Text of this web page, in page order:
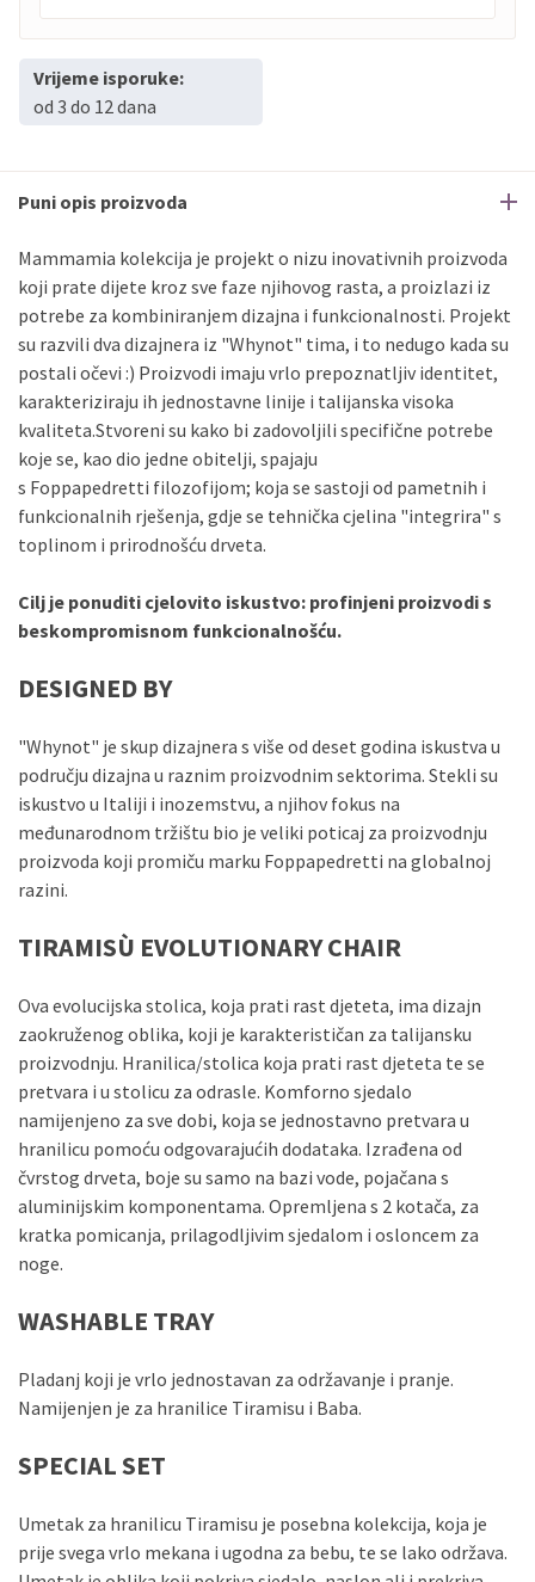
PBZ
PBZ
Erste
Maestro do12rata
Erste
Sve banke Visa
Jednokratno
Sve banke
Master
Jednokratno
Sve banke
Maestro
Jednokratno
Vrijeme isporuke:
od 3 do 12 dana
Puni opis proizvoda
Mammamia kolekcija je projekt o nizu inovativnih proizvoda
koji prate dijete kroz sve faze njihovog rasta, a proizlazi iz
potrebe za kombiniranjem dizajna i funkcionalnosti. Projekt
su razvili dva dizajnera iz "Whynot" tima, i to nedugo kada su
postali očevi :) Proizvodi imaju vrlo prepoznatljiv identitet,
karakteriziraju ih jednostavne linije i talijanska visoka
kvaliteta.Stvoreni su kako bi zadovoljili specifične potrebe
koje se, kao dio jedne obitelji, spajaju
s Foppapedretti filozofijom; koja se sastoji od pametnih i
funkcionalnih rješenja, gdje se tehnička cjelina "integrira" s
toplinom i prirodnošću drveta.
Cilj je ponuditi cjelovito iskustvo: profinjeni proizvodi s
beskompromisnom funkcionalnošću.
DESIGNED BY
"Whynot" je skup dizajnera s više od deset godina iskustva u
području dizajna u raznim proizvodnim sektorima. Stekli su
iskustvo u Italiji i inozemstvu, a njihov fokus na
međunarodnom tržištu bio je veliki poticaj za proizvodnju
proizvoda koji promiču marku Foppapedretti na globalnoj
razini.
TIRAMISÙ EVOLUTIONARY CHAIR
Ova evolucijska stolica, koja prati rast djeteta, ima dizajn
zaokruženog oblika, koji je karakterističan za talijansku
proizvodnju. Hranilica/stolica koja prati rast djeteta te se
pretvara i u stolicu za odrasle. Komforno sjedalo
namijenjeno za sve dobi, koja se jednostavno pretvara u
hranilicu pomoću odgovarajućih dodataka. Izrađena od
čvrstog drveta, boje su samo na bazi vode, pojačana s
aluminijskim komponentama. Opremljena s 2 kotača, za
kratka pomicanja, prilagodljivim sjedalom i osloncem za
noge.
WASHABLE TRAY
Pladanj koji je vrlo jednostavan za održavanje i pranje.
Namijenjen je za hranilice Tiramisu i Baba.
SPECIAL SET
Umetak za hranilicu Tiramisu je posebna kolekcija, koja je
prije svega vrlo mekana i ugodna za bebu, te se lako održava.